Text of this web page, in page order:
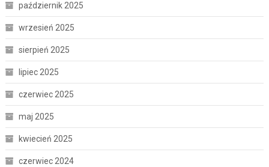
październik 2025
wrzesień 2025
sierpień 2025
lipiec 2025
czerwiec 2025
maj 2025
kwiecień 2025
czerwiec 2024